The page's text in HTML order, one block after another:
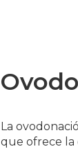
La
que ofrece